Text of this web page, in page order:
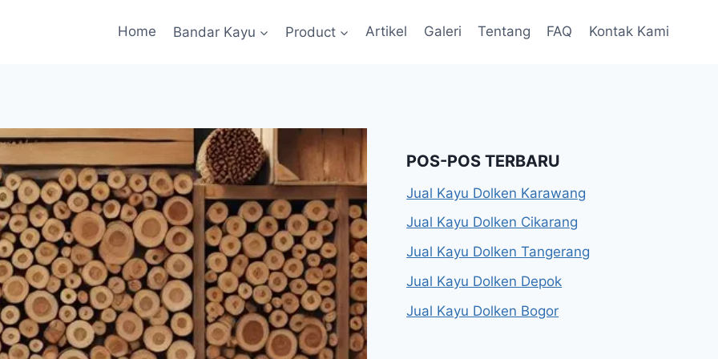
Home Bandar Kayu Product Artikel Galeri Tentang FAQ Kontak Kami
POS-POS TERBARU
Jual Kayu Dolken Karawang
Jual Kayu Dolken Cikarang
Jual Kayu Dolken Tangerang
Jual Kayu Dolken Depok
Jual Kayu Dolken Bogor